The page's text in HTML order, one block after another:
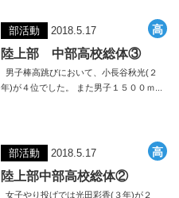
部活動 2018.5.17
陸上部 中部高校総体③
男子棒高跳びにおいて、小長谷秋光(２
年)が４位でした。 また男子１５００ｍ...
部活動 2018.5.17
陸上部中部高校総体②
女子やり投げでは光田彩香(３年)が２